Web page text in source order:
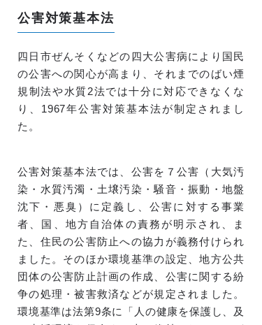
公害対策基本法
四日市ぜんそくなどの四大公害病により国民
の公害への関心が高まり、それまでのばい煙
規制法や水質2法では十分に対応できなくな
り、1967年公害対策基本法が制定されまし
た。
公害対策基本法では、公害を７公害（大気汚
染・水質汚濁・土壌汚染・騒音・振動・地盤
沈下・悪臭）に定義し、公害に対する事業
者、国、地方自治体の責務が明示され、ま
た、住民の公害防止への協力が義務付けられ
ました。そのほか環境基準の設定、地方公共
団体の公害防止計画の作成、公害に関する紛
争の処理・被害救済などが規定されました。
環境基準は法第9条に「人の健康を保護し、及